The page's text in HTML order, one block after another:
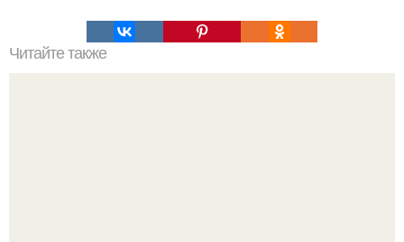
Читайте также